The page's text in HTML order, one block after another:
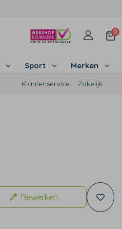
0
Sport Merken
Klantenservice Zakelijk
Bewerken